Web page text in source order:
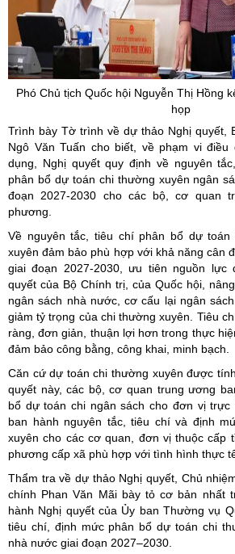
Phó Chủ tịch Quốc hội Nguyễn Thị Hồng
họp
Trình bày Tờ trình về dự thảo Nghị quyết,
Ngô Văn Tuấn cho biết, về phạm vi
dụng, Nghị quyết quy định về nguyên
phân bổ dự toán chi thường xuyên ngân
đoạn 2027-2030 cho các bộ, cơ quan
phương.
Về nguyên tắc, tiêu chí phân bổ dự toán
xuyên đảm bảo phù hợp với khả năng cân
giai đoạn 2027-2030, ưu tiên nguồn lực
quyết của Bộ Chính trị, của Quốc hội,
ngân sách nhà nước, cơ cấu lại ngân
giảm tỷ trọng của chi thường xuyên. Tiêu
ràng, đơn giản, thuận lợi hơn trong thực
đảm bảo công bằng, công khai, minh bạch.
Căn cứ dự toán chi thường xuyên được
quyết này, các bộ, cơ quan trung ương
bổ dự toán chi ngân sách cho đơn vị trực
ban hành nguyên tắc, tiêu chí và định
xuyên cho các cơ quan, đơn vị thuộc cấp
phương cấp xã phù hợp với tình hình thực
Thẩm tra về dự thảo Nghị quyết, Chủ
chính Phan Văn Mãi bày tỏ cơ bản nhất
hành Nghị quyết của Ủy ban Thường vụ
tiêu chí, định mức phân bổ dự toán chi
nhà nước giai đoạn 2027–2030.